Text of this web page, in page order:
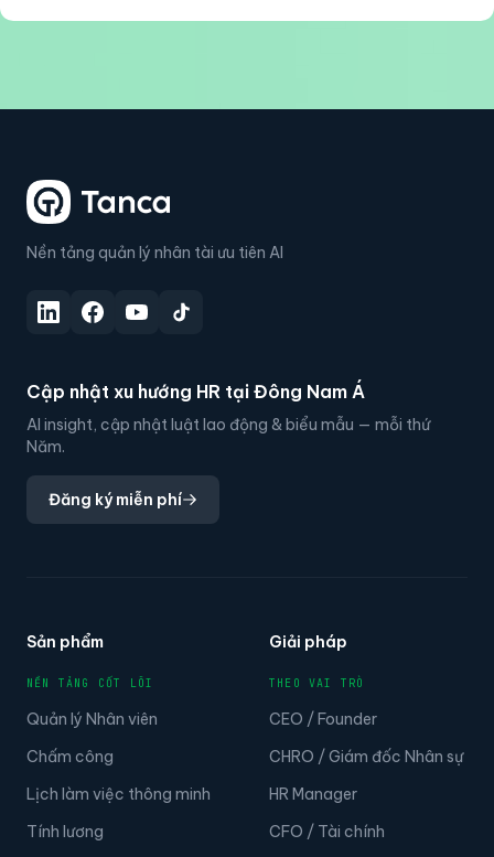
Nền tảng quản lý nhân tài ưu tiên AI
Cập nhật xu hướng HR tại Đông Nam Á
AI insight, cập nhật luật lao động & biểu mẫu — mỗi thứ
Năm.
Đăng ký miễn phí
Sản phẩm
NỀN TẢNG CỐT LÕI
Quản lý Nhân viên
Chấm công
Lịch làm việc thông minh
Tính lương
Giải pháp
THEO VAI TRÒ
CEO / Founder
CHRO / Giám đốc Nhân sự
HR Manager
CFO / Tài chính